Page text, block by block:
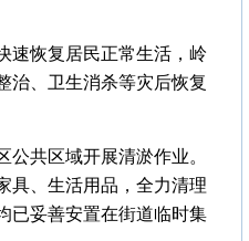
速恢复居民正常生活，岭
治、卫生消杀等灾后恢复
共区域开展清淤作业。
具、生活用品，全力清理
已妥善安置在街道临时集